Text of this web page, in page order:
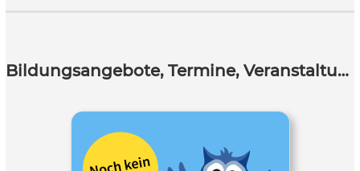
Bildungsangebote, Termine, Veranstaltungen